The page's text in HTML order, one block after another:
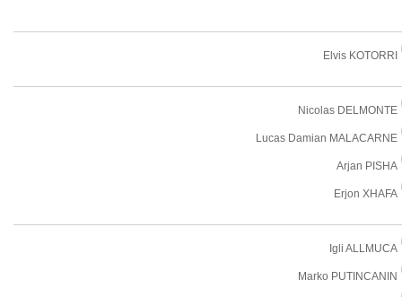
Elvis KOTORRI
Nicolas DELMONTE
Lucas Damian MALACARNE
Arjan PISHA
Erjon XHAFA
Igli ALLMUCA
Marko PUTINCANIN